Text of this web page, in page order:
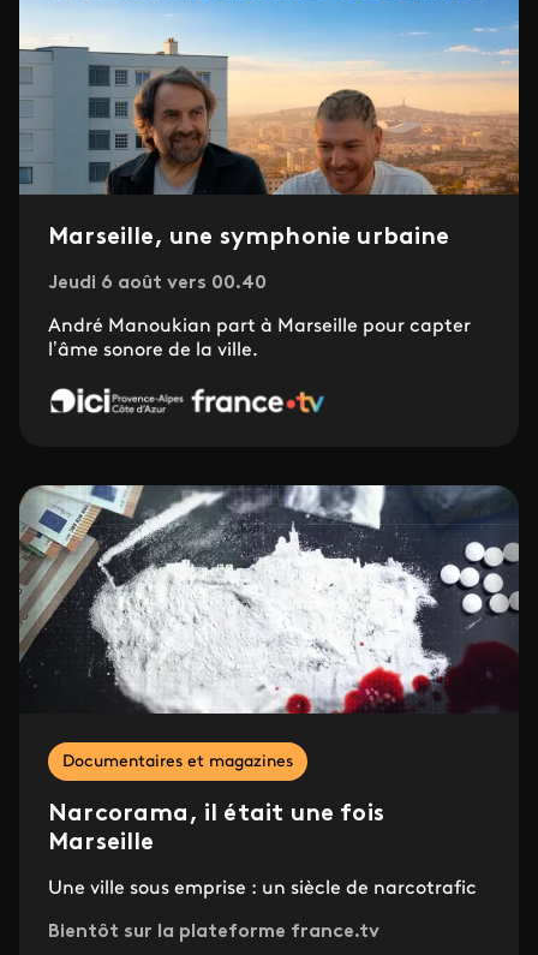
Marseille, une symphonie urbaine
Jeudi 6 août vers 00.40
André Manoukian part à Marseille pour capter
l’âme sonore de la ville.
Documentaires et magazines
Narcorama, il était une fois
Marseille
Une ville sous emprise : un siècle de narcotrafic
Bientôt sur la plateforme france.tv